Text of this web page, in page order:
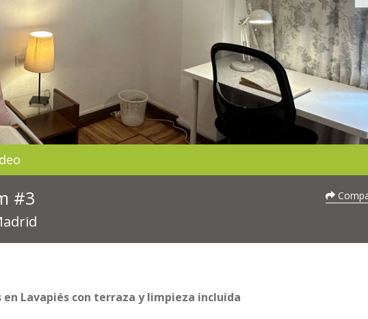
#3
Lavapiés con terraza y limpieza incluida